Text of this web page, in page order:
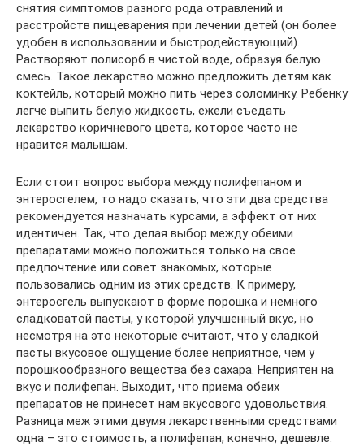
снятия симптомов разного рода отравлений и
расстройств пищеварения при лечении детей (он более
удобен в использовании и быстродействующий).
Растворяют полисорб в чистой воде, образуя белую
смесь. Такое лекарство можно предложить детям как
коктейль, который можно пить через соломинку. Ребенку
легче выпить белую жидкость, ежели съедать
лекарство коричневого цвета, которое часто не
нравится малышам.
Если стоит вопрос выбора между полифепаном и
энтеросгелем, то надо сказать, что эти два средства
рекомендуется назначать курсами, а эффект от них
идентичен. Так, что делая выбор между обеими
препаратами можно положиться только на свое
предпочтение или совет знакомых, которые
пользовались одним из этих средств. К примеру,
энтеросгель выпускают в форме порошка и немного
сладковатой пасты, у которой улучшенный вкус, но
несмотря на это некоторые считают, что у сладкой
пасты вкусовое ощущение более неприятное, чем у
порошкообразного вещества без сахара. Неприятен на
вкус и полифепан. Выходит, что приема обеих
препаратов не принесет нам вкусового удовольствия.
Разница меж этими двумя лекарственными средствами
одна – это стоимость, а полифепан, конечно, дешевле.